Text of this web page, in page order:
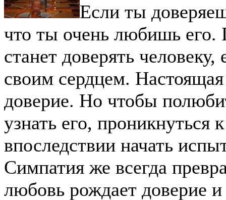
Если ты
что ты очень любишь его.
станет доверять
своим сердцем.
доверие. Но чтобы
узнать его, проникнуться
впоследствии начать
Симпатия же всегда
любовь рождает доверие